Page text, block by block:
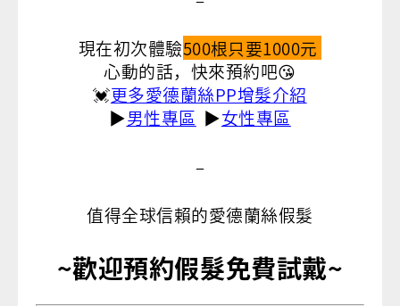
現在初次體驗500根只要1000元
心動的話，快來預約吧😘
💓更多愛德蘭絲PP增髮介紹
▶男性專區 ▶女性專區
–
值得全球信賴的愛德蘭絲假髮
~歡迎預約假髮免費試戴~